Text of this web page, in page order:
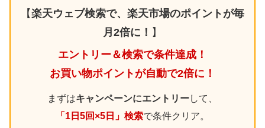
【楽天ウェブ検索で、楽天市場のポイントが毎
月2倍に！ 】
エントリー＆検索で条件達成！
お買い物ポイントが自動で2倍に！
まずはキャンペーンにエントリーして、
「1日5回×5日」検索で条件クリア。